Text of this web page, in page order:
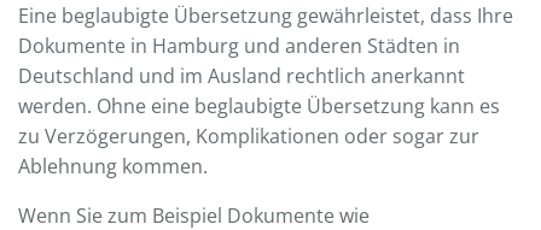
Eine beglaubigte Übersetzung gewährleistet, dass Ihre
Dokumente in Hamburg und anderen Städten in
Deutschland und im Ausland rechtlich anerkannt
werden. Ohne eine beglaubigte Übersetzung kann es
zu Verzögerungen, Komplikationen oder sogar zur
Ablehnung kommen.
Wenn Sie zum Beispiel Dokumente wie